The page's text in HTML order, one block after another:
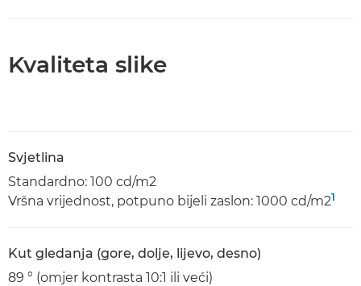
Kvaliteta slike
Svjetlina
Standardno: 100 cd/m2
Vršna vrijednost, potpuno bijeli zaslon: 1000 cd/m21
Kut gledanja (gore, dolje, lijevo, desno)
89 ° (omjer kontrasta 10:1 ili veći)